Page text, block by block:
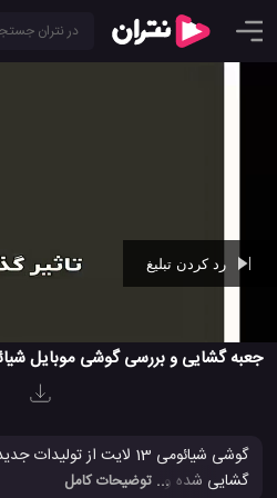
جعبه گشایی و بررسی گوشی موبایل شیائومی
گوشی شیائومی 13 لایت از
گشایی شده و مورد تست قرار می گیرد.
... توضیحات کامل